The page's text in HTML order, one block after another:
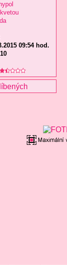
09:54 hod.